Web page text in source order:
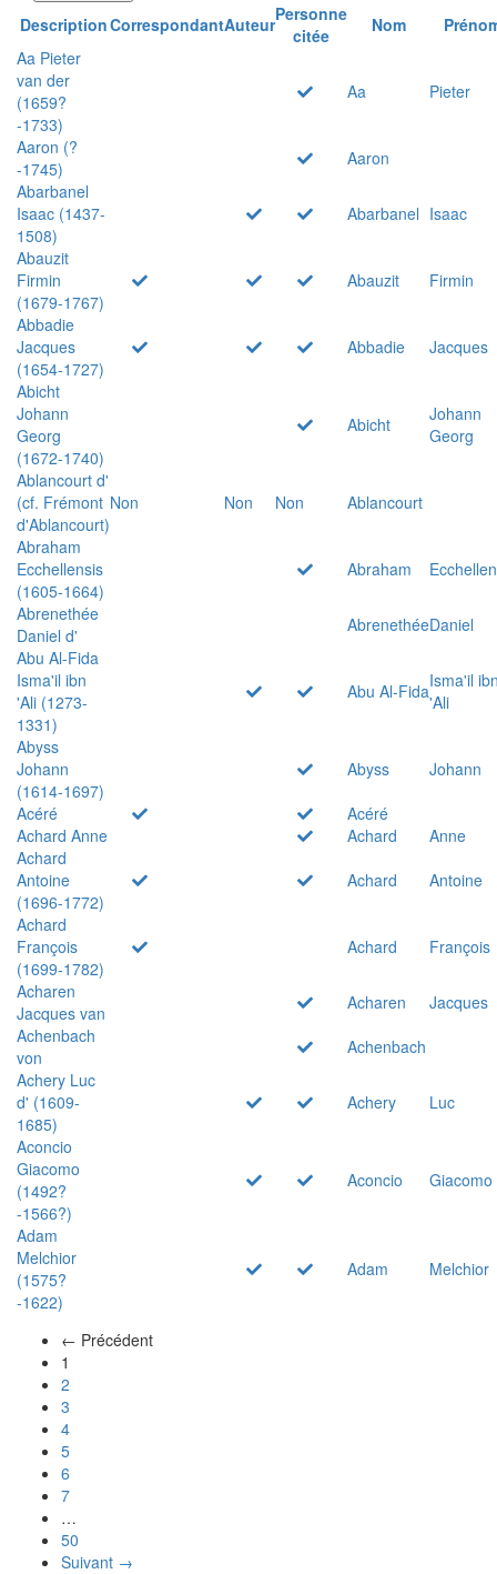
DescriptionCorrespondantAuteurPersonne
citée
Nom
Aa Pieter
van der
(1659?
-1733)
Aa Pieter
Aaron (?
-1745)
Aaron
Abarbanel
Isaac (1437-
1508)
Abarbanel Isaac
Abauzit
Firmin
(1679-1767)
Abauzit
Firmin
Abbadie
Jacques
(1654-1727)
Abbadie
Jacques
Abicht
Johann
Georg
(1672-1740)
Abicht
Johann
Georg
Ablancourt d'
(cf. Frémont
d'Ablancourt)
Non Non Non
Ablancourt
Abraham
Ecchellensis
(1605-1664)
Abraham
Abrenethée
Daniel d'
AbrenethéeDaniel
Abu Al-Fida
Isma'il ibn
'Ali (1273-
1331)
Abu Al-FidaIsma'il
'Ali
Abyss
Johann
(1614-1697)
Abyss
Johann
Acéré
Acéré
Achard Anne
Achard
Anne
Achard
Antoine
(1696-1772)
Achard
Antoine
Achard
François
(1699-1782)
Achard
François
Acharen
Jacques van
Acharen
Jacques
Achenbach
von
Achenbach
Achery Luc
d' (1609-
1685)
Achery
Luc
Aconcio
Giacomo
(1492?
-1566?)
Aconcio Giacomo
Adam
Melchior
(1575?
-1622)
Adam Melchior
← Précédent
1
2
3
4
5
6
7
…
50
Suivant →